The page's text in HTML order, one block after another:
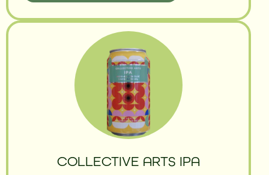
COLLECTIVE ARTS IPA